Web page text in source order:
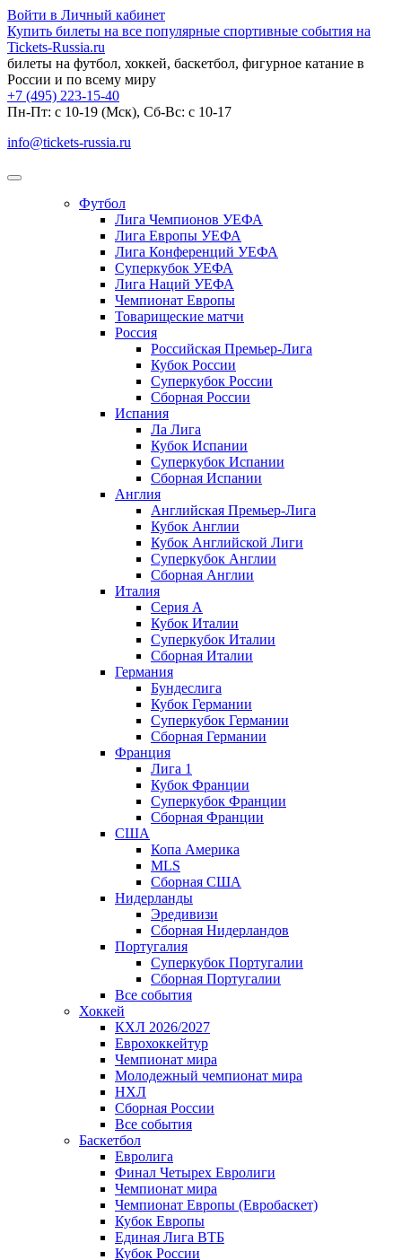
Войти в Личный кабинет
Купить билеты на все популярные спортивные события на
Tickets-Russia.ru
билеты на футбол, хоккей, баскетбол, фигурное катание в
России и по всему миру
+7 (495) 223-15-40
Пн-Пт: c 10-19 (Мск), Сб-Вс: с 10-17
info@tickets-russia.ru
Футбол
Лига Чемпионов УЕФА
Лига Европы УЕФА
Лига Конференций УЕФА
Суперкубок УЕФА
Лига Наций УЕФА
Чемпионат Европы
Товарищеские матчи
Россия
Российская Премьер-Лига
Кубок России
Суперкубок России
Сборная России
Испания
Ла Лига
Кубок Испании
Суперкубок Испании
Сборная Испании
Англия
Английская Премьер-Лига
Кубок Англии
Кубок Английской Лиги
Суперкубок Англии
Сборная Англии
Италия
Серия А
Кубок Италии
Суперкубок Италии
Сборная Италии
Германия
Бундеслига
Кубок Германии
Суперкубок Германии
Сборная Германии
Франция
Лига 1
Кубок Франции
Суперкубок Франции
Сборная Франции
США
Копа Америка
MLS
Сборная США
Нидерланды
Эредивизи
Сборная Нидерландов
Португалия
Суперкубок Португалии
Сборная Португалии
Все события
Хоккей
КХЛ 2026/2027
Еврохоккейтур
Чемпионат мира
Молодежный чемпионат мира
НХЛ
Сборная России
Все события
Баскетбол
Евролига
Финал Четырех Евролиги
Чемпионат мира
Чемпионат Европы (Евробаскет)
Кубок Европы
Единая Лига ВТБ
Кубок России